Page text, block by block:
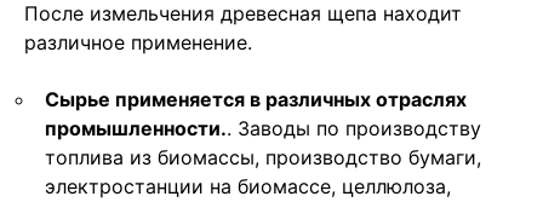
После измельчения древесная щепа находит
различное применение.
Сырье применяется в различных отраслях
промышленности.. Заводы по производству
топлива из биомассы, производство бумаги,
электростанции на биомассе, целлюлоза,